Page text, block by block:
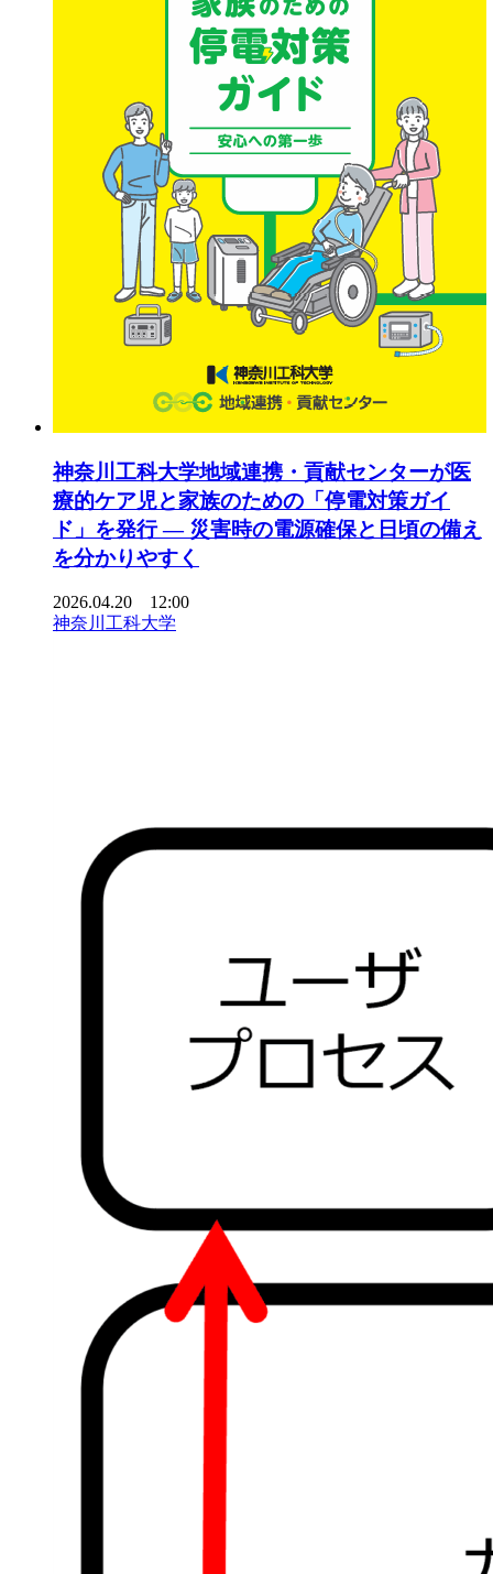
神奈川工科大学地域連携・貢献センターが医
療的ケア児と家族のための「停電対策ガイ
ド」を発行 ― 災害時の電源確保と日頃の備え
を分かりやすく
2026.04.20 12:00
神奈川工科大学